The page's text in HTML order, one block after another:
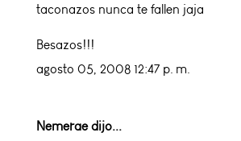
taconazos nunca te fallen jaja
Besazos!!!
agosto 05, 2008 12:47 p. m.
Nemeraedijo...